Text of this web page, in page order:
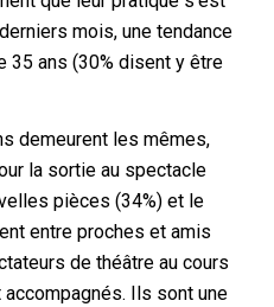
mois, une tendance
35 ans (30% disent y être
demeurent les mêmes,
la sortie au spectacle
pièces (34%) et le
entre proches et amis
de théâtre au cours
Ils sont une